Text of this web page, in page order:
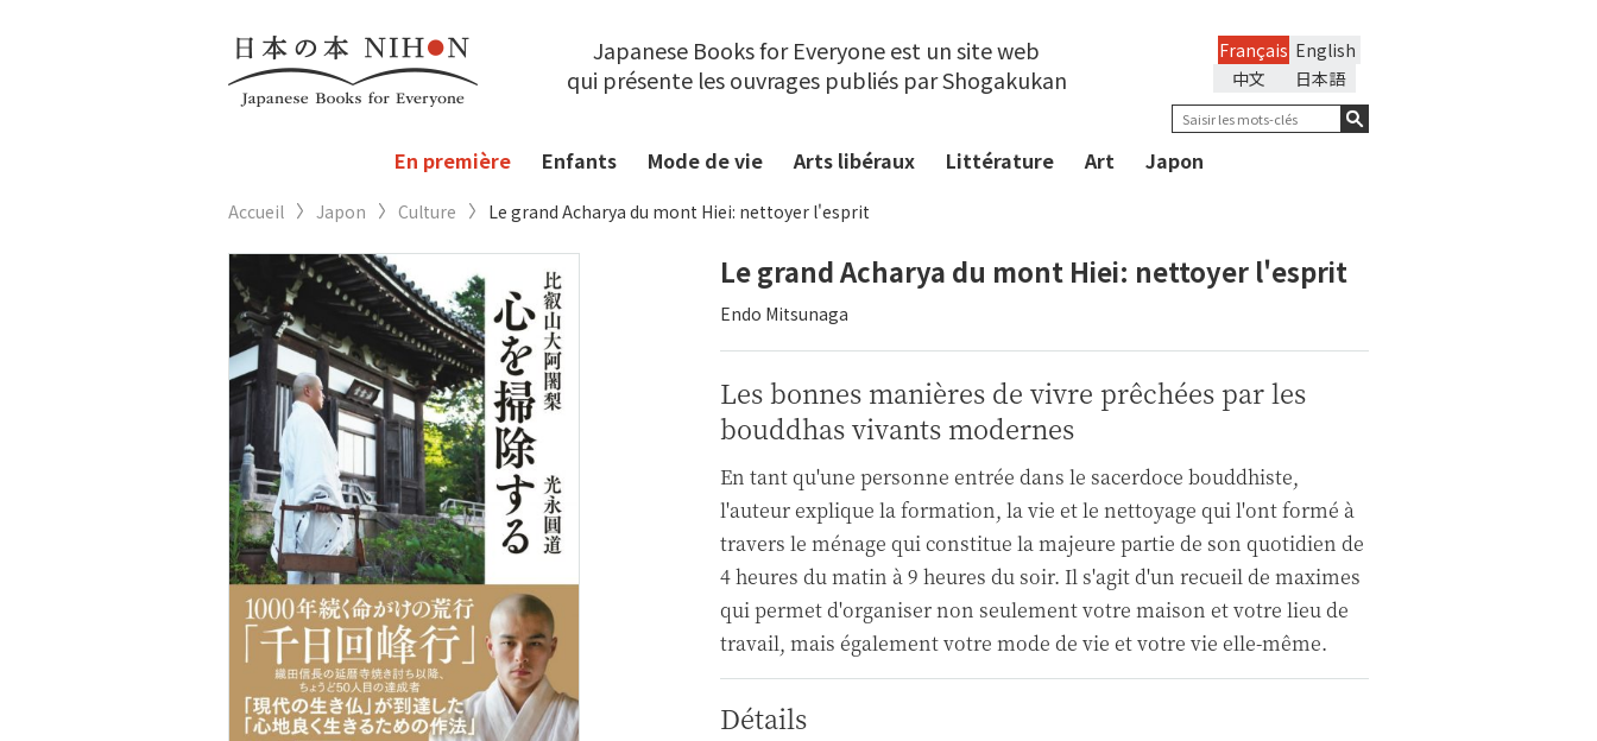
Japanese Books for Everyone est un site web
qui présente les ouvrages publiés par Shogakukan
English
Français
日本語
中文
En première Enfants Mode de vie Arts libéraux Littérature Art Japon
Accueil Japon Culture Le grand Acharya du mont Hiei: nettoyer l'esprit
Le grand Acharya du mont Hiei: nettoyer l'esprit
Endo Mitsunaga
Les bonnes manières de vivre prêchées par les
bouddhas vivants modernes
En tant qu'une personne entrée dans le sacerdoce bouddhiste,
l'auteur explique la formation, la vie et le nettoyage qui l'ont formé à
travers le ménage qui constitue la majeure partie de son quotidien de
4 heures du matin à 9 heures du soir. Il s'agit d'un recueil de maximes
qui permet d'organiser non seulement votre maison et votre lieu de
travail, mais également votre mode de vie et votre vie elle-même.
Détails